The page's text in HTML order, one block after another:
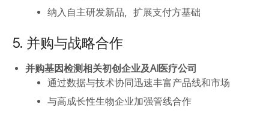
纳入自主研发新品，扩展支付方基础
5. 并购与战略合作
并购基因检测相关初创企业及AI医疗公司
通过数据与技术协同迅速丰富产品线和市场
与高成长性生物企业加强管线合作